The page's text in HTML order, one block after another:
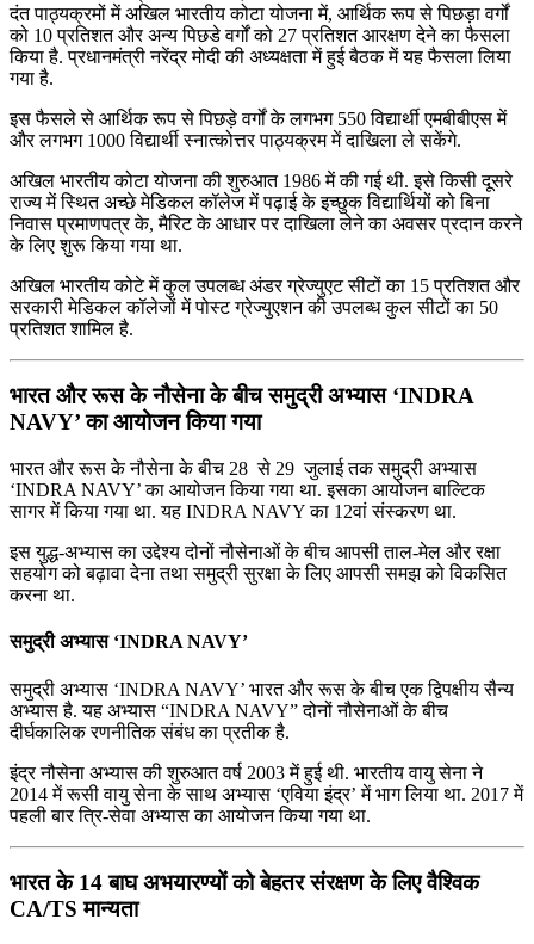
दंत पाठ्यक्रमों में अखिल भारतीय कोटा योजना में, आर्थिक रूप से पिछड़ा वर्गों
को 10 प्रतिशत और अन्‍य पिछडे वर्गों को 27 प्रतिशत आरक्षण देने का फैसला
किया है. प्रधानमंत्री नरेंद्र मोदी की अध्यक्षता में हुई बैठक में यह फैसला लिया
गया है.
इस फैसले से आर्थिक रूप से पिछड़े वर्गों के लगभग 550 विद्यार्थी एमबीबीएस में
और लगभग 1000 विद्यार्थी स्नात्कोत्तर पाठ्यक्रम में दाखिला ले सकेंगे.
अखिल भारतीय कोटा योजना की शुरुआत 1986 में की गई थी. इसे किसी दूसरे
राज्य में स्थित अच्छे मेडिकल कॉलेज में पढ़ाई के इच्छुक विद्यार्थियों को बिना
निवास प्रमाणपत्र के, मैरिट के आधार पर दाखिला लेने का अवसर प्रदान करने
के लिए शुरू किया गया था.
अखिल भारतीय कोटे में कुल उपलब्ध अंडर ग्रेज्युएट सीटों का 15 प्रतिशत और
सरकारी मेडिकल कॉलेजों में पोस्ट ग्रेज्युएशन की उपलब्ध कुल सीटों का 50
प्रतिशत शामिल है.
भारत और रूस के नौसेना के बीच समुद्री अभ्यास ‘INDRA
NAVY’ का आयोजन किया गया
भारत और रूस के नौसेना के बीच 28 से 29 जुलाई तक समुद्री अभ्यास
‘INDRA NAVY’ का आयोजन किया गया था. इसका आयोजन बाल्टिक
सागर में किया गया था. यह INDRA NAVY का 12वां संस्करण था.
इस युद्ध-अभ्यास का उद्देश्य दोनों नौसेनाओं के बीच आपसी ताल-मेल और रक्षा
सहयोग को बढ़ावा देना तथा समुद्री सुरक्षा के लिए आपसी समझ को विकसित
करना था.
समुद्री अभ्यास ‘INDRA NAVY’
समुद्री अभ्यास ‘INDRA NAVY’ भारत और रूस के बीच एक द्विपक्षीय सैन्य
अभ्यास है. यह अभ्यास “INDRA NAVY” दोनों नौसेनाओं के बीच
दीर्घकालिक रणनीतिक संबंध का प्रतीक है.
इंद्र नौसेना अभ्यास की शुरुआत वर्ष 2003 में हुई थी. भारतीय वायु सेना ने
2014 में रूसी वायु सेना के साथ अभ्यास ‘एविया इंद्र’ में भाग लिया था. 2017 में
पहली बार त्रि-सेवा अभ्यास का आयोजन किया गया था.
भारत के 14 बाघ अभयारण्यों को बेहतर संरक्षण के लिए वैश्विक
CA/TS मान्यता